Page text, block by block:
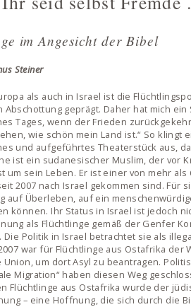
im Angesicht der Bibel
Steiner
als auch in Israel ist die
Abschottung geprägt. Daher hat mich
Tages, wenn der Frieden
wie schön mein Land ist.“ So klingt
und aufgeführtes Theaterstück aus,
ist ein sudanesischer Muslim, der vor
um sein Leben. Er ist einer von mehr
2007 nach Israel gekommen sind. Für
auf Überleben, auf ein
können. Ihr Status in Israel ist jedoch
als Flüchtlinge gemäß der Genfer
Die Politik in Israel betrachtet sie als
war für Flüchtlinge aus Ostafrika
Union, um dort Asyl zu beantragen.
Migration“ haben diesen Weg
Flüchtlinge aus Ostafrika wurde der
– eine Hoffnung, die sich durch die